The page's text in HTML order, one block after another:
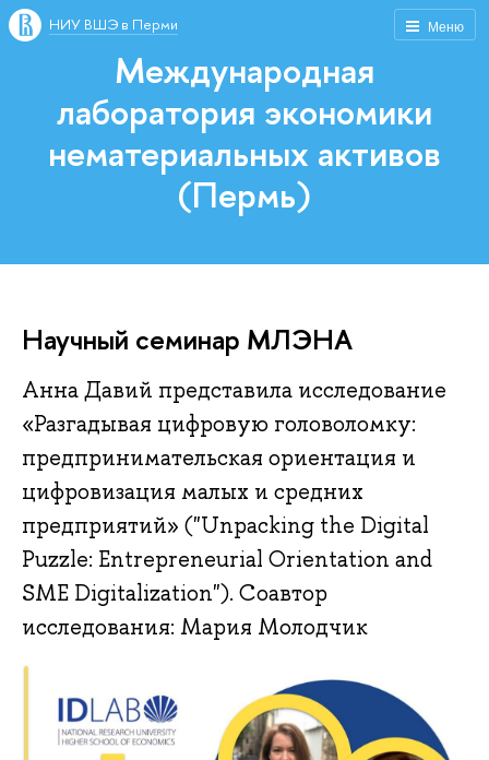
Меню
НИУ ВШЭ в Перми
Международная
лаборатория экономики
нематериальных активов
(Пермь)
Научный семинар МЛЭНА
Анна Давий представила исследование
«Разгадывая цифровую головоломку:
предпринимательская ориентация и
цифровизация малых и средних
предприятий» ("Unpacking the Digital
Puzzle: Entrepreneurial Orientation and
SME Digitalization"). Соавтор
исследования: Мария Молодчик